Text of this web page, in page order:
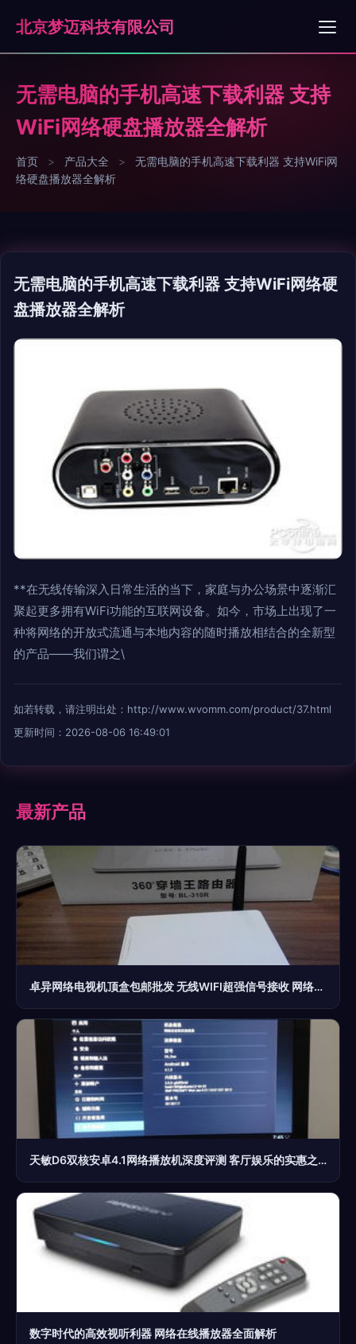
北京梦迈科技有限公司
无需电脑的手机高速下载利器 支持
WiFi网络硬盘播放器全解析
首页 > 产品大全 >
无需电脑的手机高速下载利器 支持WiFi网
络硬盘播放器全解析
无需电脑的手机高速下载利器 支持WiFi网络硬
盘播放器全解析
**在无线传输深入日常生活的当下，家庭与办公场景中逐渐汇
聚起更多拥有WiFi功能的互联网设备。如今，市场上出现了一
种将网络的开放式流通与本地内容的随时播放相结合的全新型
的产品——我们谓之\
如若转载，请注明出处：http://www.wvomm.com/product/37.html
更新时间：2026-08-06 16:49:01
最新产品
卓异网络电视机顶盒包邮批发 无线WIFI超强信号接收 网络播放器|一淘网优惠购|购就省钱
天敏D6双核安卓4.1网络播放机深度评测 客厅娱乐的实惠之选
数字时代的高效视听利器 网络在线播放器全面解析